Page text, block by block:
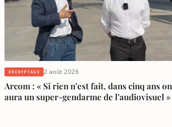
DÉCRYPTAGE 2 août 2026
Arcom : « Si rien n’est fait, dans cinq ans on
aura un super-gendarme de l’audiovisuel »